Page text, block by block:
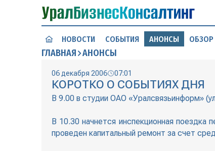
НОВОСТИ СОБЫТИЯ АНОНСЫ
ГЛАВНАЯ АНОНСЫ
06 декабря 2006 07:01
КОРОТКО О СОБЫТИЯХ ДНЯ
В 9.00 в студии ОАО «Уралсвязьинформ»
В 10.30 начнется инспекционная
проведен капитальный ремонт за счет